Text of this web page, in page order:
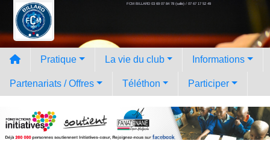
FCM BILLARD 03 69 07 84 78 (salle) / 07 67 17 52 49
Pratique La vie du club Informations
Partenariats / Offres Téléthon Participer
Panneau de gestion des cookies